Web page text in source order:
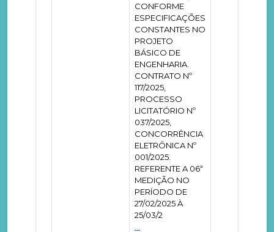
CONFORME
ESPECIFICAÇÕES
CONSTANTES NO
PROJETO
BÁSICO DE
ENGENHARIA.
CONTRATO Nº
117/2025,
PROCESSO
LICITATÓRIO Nº
037/2025,
CONCORRÊNCIA
ELETRÔNICA Nº
001/2025.
REFERENTE A 06ª
MEDIÇÃO NO
PERÍODO DE
27/02/2025 À
25/03/2